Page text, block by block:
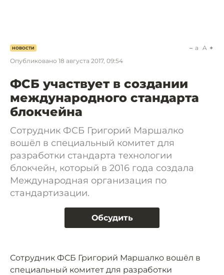
НОВОСТИ
Опубликовано 18 августа 2017, 09:54
a A
ФСБ участвует в создании
международного стандарта
блокчейна
Сотрудник ФСБ Григорий Маршалко
вошёл в специальный комитет для
разработки стандарта технологии
блокчейн, который в 2016 года создала
Международная организация по
стандартизации.
Обсудить
Сотрудник ФСБ Григорий Маршалко вошёл в
специальный комитет для разработки